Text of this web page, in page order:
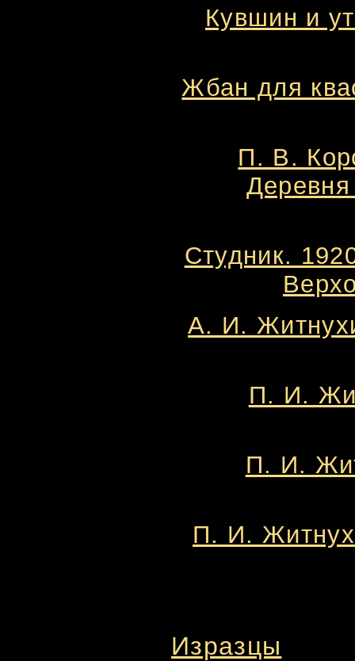
Кувшин и
Жбан для
П. В.
Студник.
А. И.
П. И.
П. И.
П. И.
Изразцы